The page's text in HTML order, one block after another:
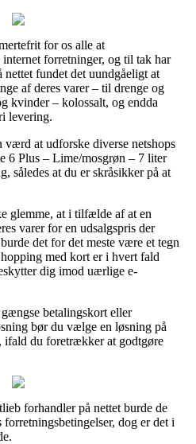
for os alle at
forretninger, og til tak har
fundet det uundgåeligt at
af deres varer – til drenge og
kvinder – kolossalt, og endda
levering.
at udforske diverse netshops
6 Plus – Lime/mosgrøn – 7 liter
således at du er skråsikker på at
glemme, at i tilfælde af at en
varer for en udsalgspris der
det for det meste være et tegn
med kort er i hvert fald
dig imod uærlige e-
betalingskort eller
bør du vælge en løsning på
du foretrækker at godtgøre
forhandler på nettet burde de
dog er det i